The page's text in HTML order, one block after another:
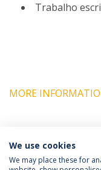
Trabalho
MORE
COORDINATORS
We use cookies
We may place these for